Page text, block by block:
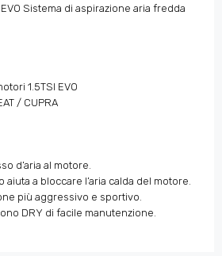
EVO Sistema di aspirazione aria fredda
1.5TSI EVO
/ CUPRA
d’aria al motore.
aiuta a bloccare l’aria calda del motore.
più aggressivo e sportivo.
DRY di facile manutenzione.